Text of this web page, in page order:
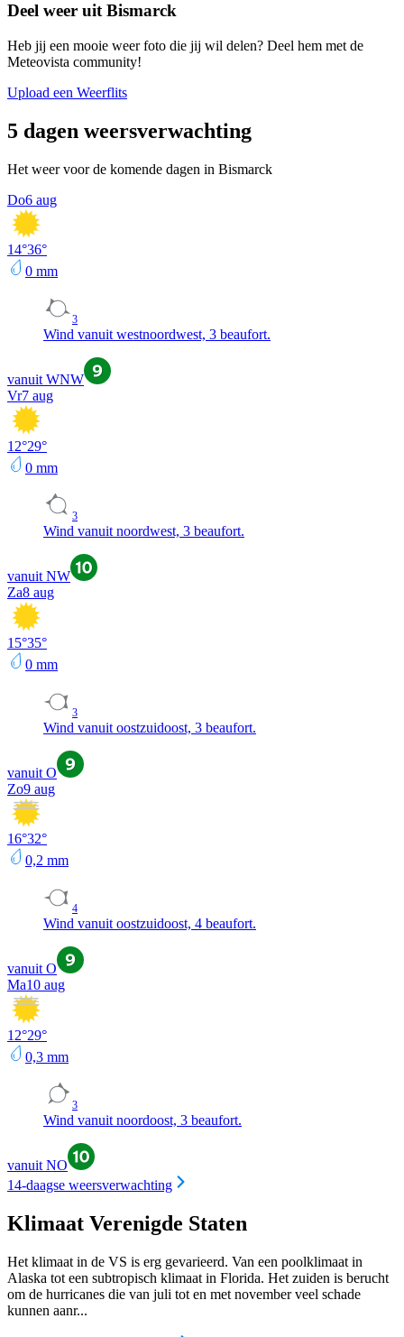
Deel weer uit Bismarck
Heb jij een mooie weer foto die jij wil delen? Deel hem met de
Meteovista community!
Upload een Weerflits
5 dagen weersverwachting
Het weer voor de komende dagen in Bismarck
Do6 aug
14°36°
0 mm
3
Wind vanuit westnoordwest, 3 beaufort.
vanuit WNW
Vr7 aug
12°29°
0 mm
3
Wind vanuit noordwest, 3 beaufort.
vanuit NW
Za8 aug
15°35°
0 mm
3
Wind vanuit oostzuidoost, 3 beaufort.
vanuit O
Zo9 aug
16°32°
0,2 mm
4
Wind vanuit oostzuidoost, 4 beaufort.
vanuit O
Ma10 aug
12°29°
0,3 mm
3
Wind vanuit noordoost, 3 beaufort.
vanuit NO
14-daagse weersverwachting
Klimaat Verenigde Staten
Het klimaat in de VS is erg gevarieerd. Van een poolklimaat in
Alaska tot een subtropisch klimaat in Florida. Het zuiden is berucht
om de hurricanes die van juli tot en met november veel schade
kunnen aanr...